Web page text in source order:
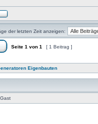
der letzten Zeit anzeigen:
Seite 1 von 1 [ 1 Beitrag ]
Eigenbauten